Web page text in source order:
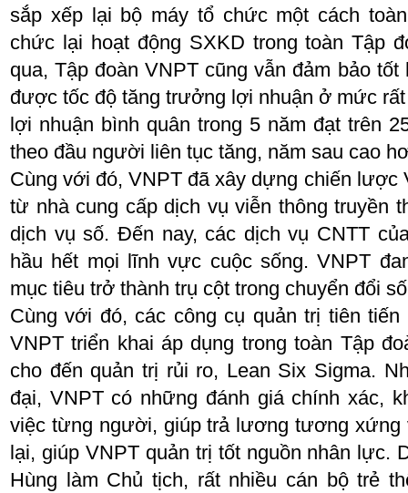
sắp xếp lại bộ máy tổ chức một cách
chức lại hoạt động SXKD trong toàn Tập
qua, Tập đoàn VNPT cũng vẫn đảm bảo
được tốc độ tăng trưởng lợi nhuận ở mức
lợi nhuận bình quân trong 5 năm đạt trên
theo đầu người liên tục tăng, năm sau cao
Cùng với đó, VNPT đã xây dựng chiến lược
từ nhà cung cấp dịch vụ viễn thông truyền
dịch vụ số. Đến nay, các dịch vụ CNTT
hầu hết mọi lĩnh vực cuộc sống. VNPT
mục tiêu trở thành trụ cột trong chuyển đổi
Cùng với đó, các công cụ quản trị tiên
VNPT triển khai áp dụng trong toàn Tập
cho đến quản trị rủi ro, Lean Six Sigma.
đại, VNPT có những đánh giá chính xác,
việc từng người, giúp trả lương tương xứng
lại, giúp VNPT quản trị tốt nguồn nhân lực.
Hùng làm Chủ tịch, rất nhiều cán bộ trẻ